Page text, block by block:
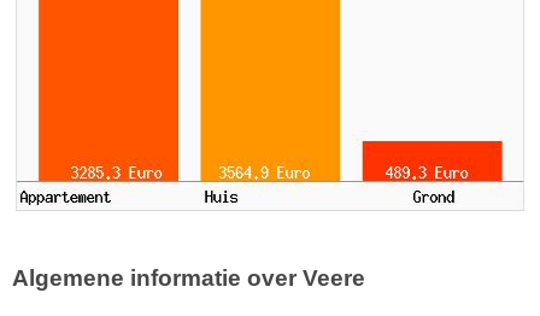
Algemene informatie over Veere